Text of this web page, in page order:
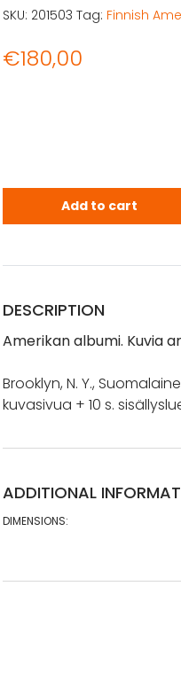
€180,00
Amerikan albumi.
Add to cart
SKU: 201503 Tag: Finnish
DESCRIPTION
Amerikan albumi. Kuvia
Brooklyn, N. Y.,
kuvasivua + 10 s.
ADDITIONAL
DIMENSIONS: